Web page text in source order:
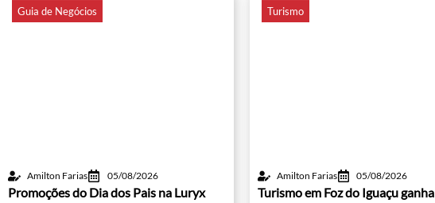
Guia de Negócios
Amilton Farias 05/08/2026
Promoções do Dia dos Pais na Luryx
Turismo
Amilton Farias 05/08/2026
Turismo em Foz do Iguaçu ganha